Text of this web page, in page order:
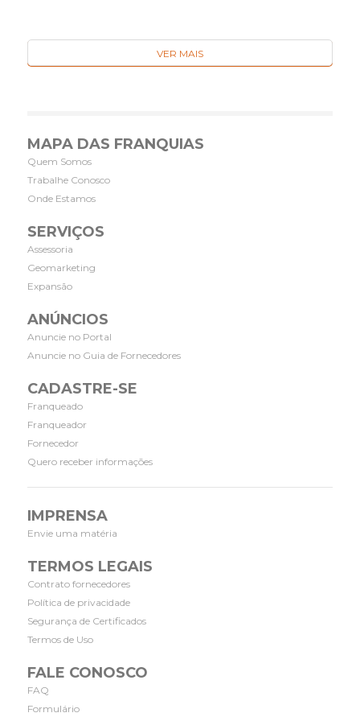
VER MAIS
MAPA DAS FRANQUIAS
Quem Somos
Trabalhe Conosco
Onde Estamos
SERVIÇOS
Assessoria
Geomarketing
Expansão
ANÚNCIOS
Anuncie no Portal
Anuncie no Guia de Fornecedores
CADASTRE-SE
Franqueado
Franqueador
Fornecedor
Quero receber informações
IMPRENSA
Envie uma matéria
TERMOS LEGAIS
Contrato fornecedores
Política de privacidade
Segurança de Certificados
Termos de Uso
FALE CONOSCO
FAQ
Formulário